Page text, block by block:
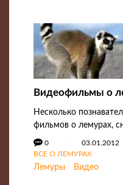
Видеофильмы о
Несколько
фильмов о лемурах,
0 03.01.2012
ВСЕ О ЛЕМУРАХ
Лемуры Видео